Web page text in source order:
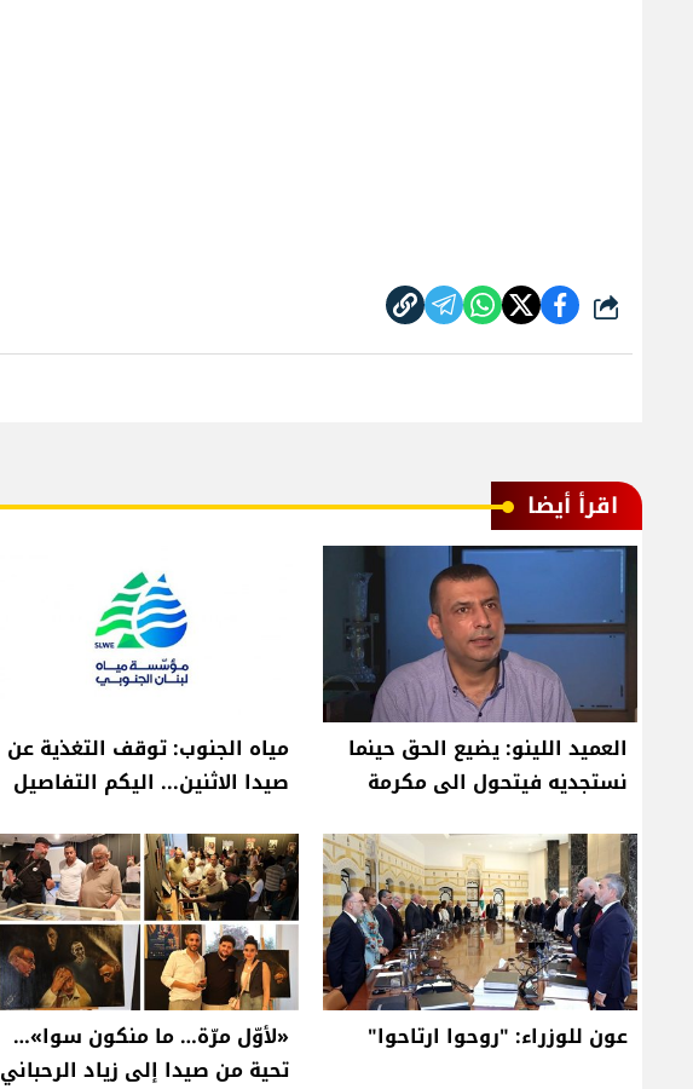
شارك
اقرأ أيضا
العميد اللينو: يضيع الحق حينما
نستجديه فيتحول الى مكرمة
مياه الجنوب: توقف التغذية عن
صيدا الاثنين... اليكم التفاصيل
عون للوزراء: "روحوا ارتاحوا"
«لأوّل مرّة… ما منكون سوا»…
تحية من صيدا إلى زياد الرحباني